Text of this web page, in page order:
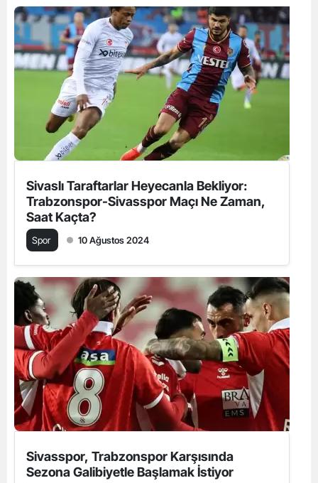
Sivaslı Taraftarlar Heyecanla Bekliyor:
Trabzonspor-Sivasspor Maçı Ne Zaman,
Saat Kaçta?
Spor 10 Ağustos 2024
Sivasspor, Trabzonspor Karşısında
Sezona Galibiyetle Başlamak İstiyor